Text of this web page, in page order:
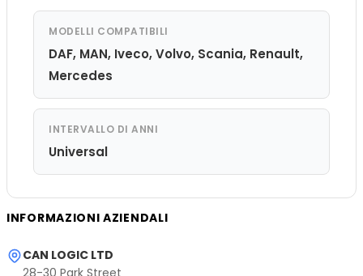
MODELLI COMPATIBILI
DAF, MAN, Iveco, Volvo, Scania, Renault,
Mercedes
INTERVALLO DI ANNI
Universal
INFORMAZIONI AZIENDALI
CAN LOGIC LTD